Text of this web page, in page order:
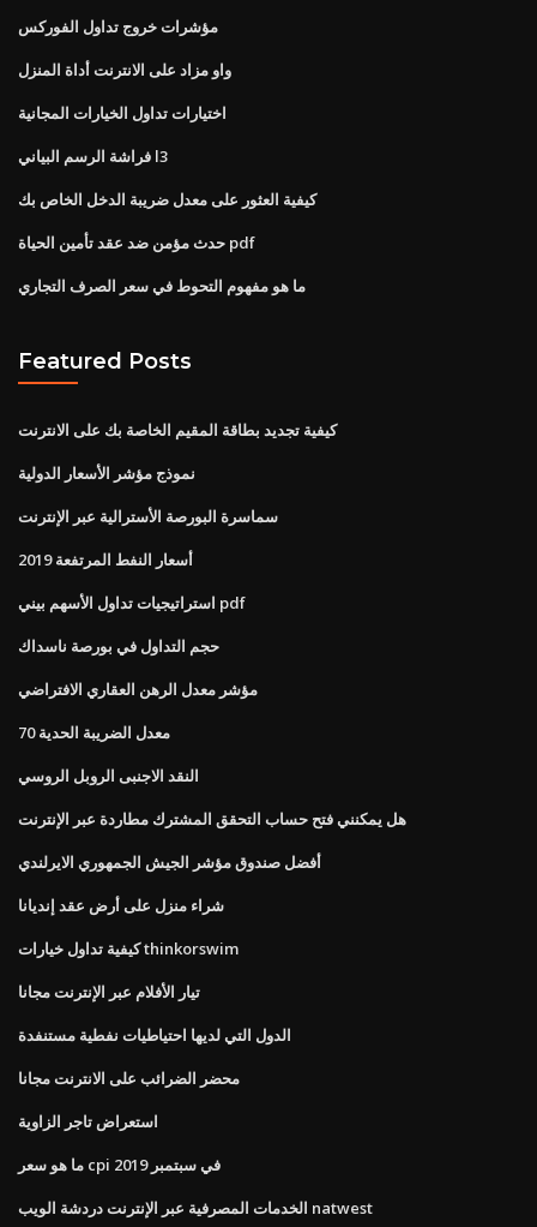
مؤشرات خروج تداول الفوركس
واو مزاد على الانترنت أداة المنزل
اختيارات تداول الخيارات المجانية
فراشة الرسم البياني l3
كيفية العثور على معدل ضريبة الدخل الخاص بك
حدث مؤمن ضد عقد تأمين الحياة pdf
ما هو مفهوم التحوط في سعر الصرف التجاري
Featured Posts
كيفية تجديد بطاقة المقيم الخاصة بك على الانترنت
نموذج مؤشر الأسعار الدولية
سماسرة البورصة الأسترالية عبر الإنترنت
أسعار النفط المرتفعة 2019
استراتيجيات تداول الأسهم بيني pdf
حجم التداول في بورصة ناسداك
مؤشر معدل الرهن العقاري الافتراضي
معدل الضريبة الحدية 70
النقد الاجنبى الروبل الروسي
هل يمكنني فتح حساب التحقق المشترك مطاردة عبر الإنترنت
أفضل صندوق مؤشر الجيش الجمهوري الايرلندي
شراء منزل على أرض عقد إنديانا
كيفية تداول خيارات thinkorswim
تيار الأفلام عبر الإنترنت مجانا
الدول التي لديها احتياطيات نفطية مستنفدة
محضر الضرائب على الانترنت مجانا
استعراض تاجر الزاوية
ما هو سعر cpi في سبتمبر 2019
الخدمات المصرفية عبر الإنترنت دردشة الويب natwest